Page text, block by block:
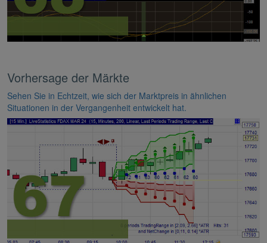
Vorhersage der Märkte
Sehen Sie in Echtzeit, wie sich der Marktpreis in ähnlichen
Situationen in der Vergangenheit entwickelt hat.